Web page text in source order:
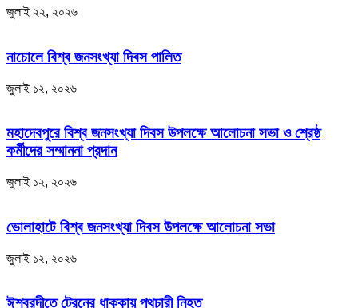
জুলাই ২২, ২০২৬
নাচোলে বিশ্ব জনসংখ্যা দিবস পালিত
জুলাই ১২, ২০২৬
মহাদেবপুরে বিশ্ব জনসংখ্যা দিবস উপলক্ষে আলোচনা সভা ও শ্রেষ্ঠ
কর্মীদের সম্মাননা প্রদান
জুলাই ১২, ২০২৬
ভোলাহাটে বিশ্ব জনসংখ্যা দিবস উপলক্ষে আলোচনা সভা
জুলাই ১২, ২০২৬
ঈশ্বরদীতে ট্রেনের ধাক্কায় পথচারী নিহত